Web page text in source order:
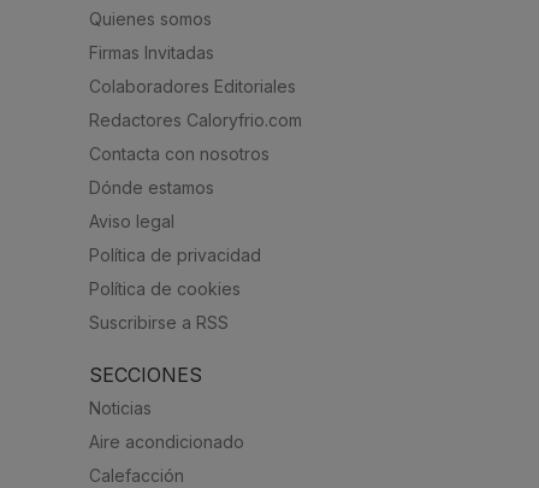
Quienes somos
Firmas Invitadas
Colaboradores Editoriales
Redactores Caloryfrio.com
Contacta con nosotros
Dónde estamos
Aviso legal
Política de privacidad
Política de cookies
Suscribirse a RSS
SECCIONES
Noticias
Aire acondicionado
Calefacción